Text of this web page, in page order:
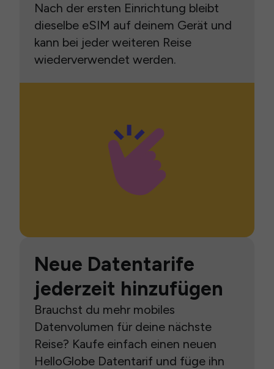
Nach der ersten Einrichtung bleibt
dieselbe eSIM auf deinem Gerät und
kann bei jeder weiteren Reise
wiederverwendet werden.
Neue Datentarife
jederzeit hinzufügen
Brauchst du mehr mobiles
Datenvolumen für deine nächste
Reise? Kaufe einfach einen neuen
HelloGlobe Datentarif und füge ihn